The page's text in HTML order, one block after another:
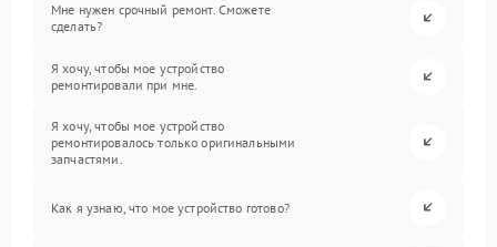
Мне нужен срочный ремонт. Сможете
сделать?
Я хочу, чтобы мое устройство
ремонтировали при мне.
Я хочу, чтобы мое устройство
ремонтировалось только оригинальными
запчастями.
Как я узнаю, что мое устройство готово?